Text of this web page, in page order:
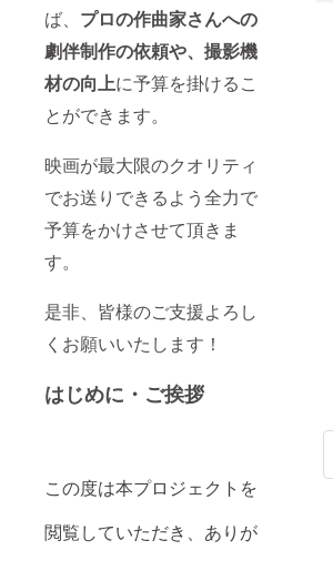
ば、 プロの作曲家さんへの
劇伴制作の依頼や、撮影機
材の向上に予算を掛けるこ
とができます。
映画が最大限のクオリティ
でお送りできるよう全力で
予算をかけさせて頂きま
す。
是非、皆様のご支援よろし
くお願いいたします！
はじめに・ご挨拶
この度は本プロジェクトを
閲覧していただき、ありが